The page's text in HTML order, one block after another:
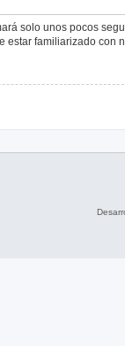
solo unos pocos
familiarizado